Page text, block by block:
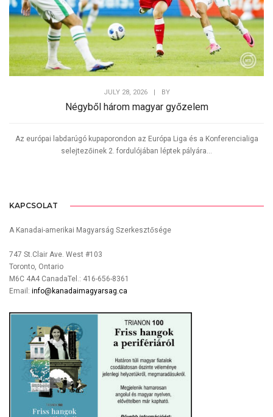
JULY 28, 2026 | BY
Négyből három magyar győzelem
Az európai labdarúgó kupaporondon az Európa Liga és a Konferencialiga
selejtezőinek 2. fordulójában léptek pályára...
KAPCSOLAT
A Kanadai-amerikai Magyarság Szerkesztősége
747 St.Clair Ave. West #103
Toronto, Ontario
M6C 4A4 CanadaTel.: 416-656-8361
Email: info@kanadaimagyarsag.ca